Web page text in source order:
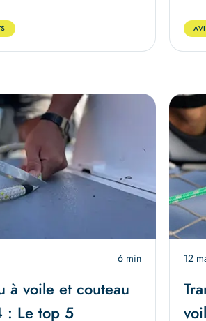
6 min
à voile et couteau
: Le top 5
12